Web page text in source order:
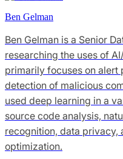
Ben Gelman
Ben Gelman is a Senior
researching the uses of
primarily focuses on alert
detection of malicious
used deep learning in a
source code analysis,
recognition, data privacy,
optimization.